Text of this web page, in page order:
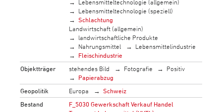
Lebensmitteltechnologie (allgemein)
Lebensmitteltechnologie (speziell)
Schlachtung
Landwirtschaft (allgemein)
landwirtschaftliche Produkte
Nahrungsmittel
Lebensmittelindustrie
Fleischindustrie
Objektträger
stehendes Bild Fotografie
Positiv
Papierabzug
Geopolitik
Europa
Schweiz
Bestand
F_5030 Gewerkschaft Verkauf Handel